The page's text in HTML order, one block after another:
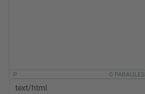
P 0 PARAULES